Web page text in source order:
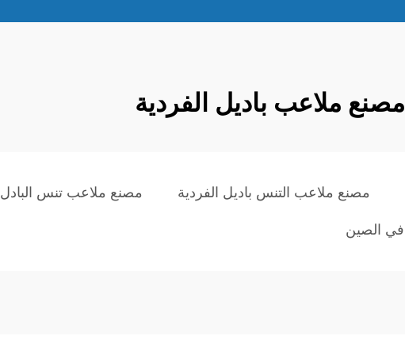
مصنع ملاعب باديل الفردية
مصنع ملاعب التنس باديل الفردية مصنع ملاعب تنس البادل